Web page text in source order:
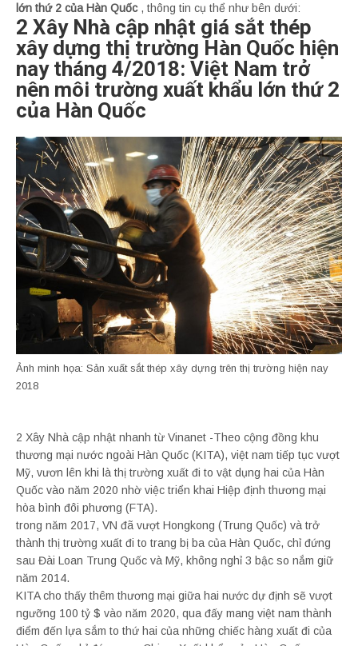
lớn thứ 2 của Hàn Quốc, thông tin cụ thể như bên dưới:
2 Xây Nhà cập nhật giá sắt thép
xây dựng thị trường Hàn Quốc hiện
nay tháng 4/2018: Việt Nam trở
nên môi trường xuất khẩu lớn thứ 2
của Hàn Quốc
Ảnh minh họa: Sản xuất sắt thép xây dựng trên thị trường hiện nay
2018
2 Xây Nhà cập nhật nhanh từ Vinanet -Theo cộng đồng khu
thương mại nước ngoài Hàn Quốc (KITA), việt nam tiếp tục vượt
Mỹ, vươn lên khi là thị trường xuất đi to vật dụng hai của Hàn
Quốc vào năm 2020 nhờ việc triển khai Hiệp định thương mại
hòa bình đôi phương (FTA).
trong năm 2017, VN đã vượt Hongkong (Trung Quốc) và trở
thành thị trường xuất đi to trang bị ba của Hàn Quốc, chỉ đứng
sau Đài Loan Trung Quốc và Mỹ, không nghỉ 3 bậc so nắm giữ
năm 2014.
KITA cho thấy thêm thương mại giữa hai nước dự định sẽ vượt
ngưỡng 100 tỷ $ vào năm 2020, qua đấy mang việt nam thành
điểm đến lựa sắm to thứ hai của những chiếc hàng xuất đi của